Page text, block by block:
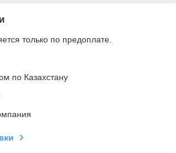
только по предоплате.
по Казахстану